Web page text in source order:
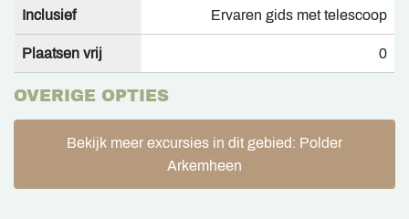
Inclusief Ervaren gids met telescoop
Plaatsen vrij 0
OVERIGE OPTIES
Bekijk meer excursies in dit gebied: Polder
Arkemheen